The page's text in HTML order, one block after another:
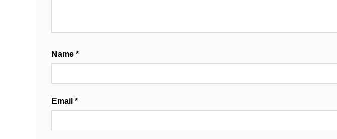
Name *
Email *